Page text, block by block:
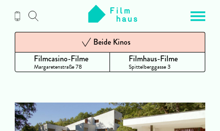
Inhalt
Filmcasino-Filme
Margaretenstraße 78
Beide Kinos
Filmhaus-Filme
Spittelberggasse 3